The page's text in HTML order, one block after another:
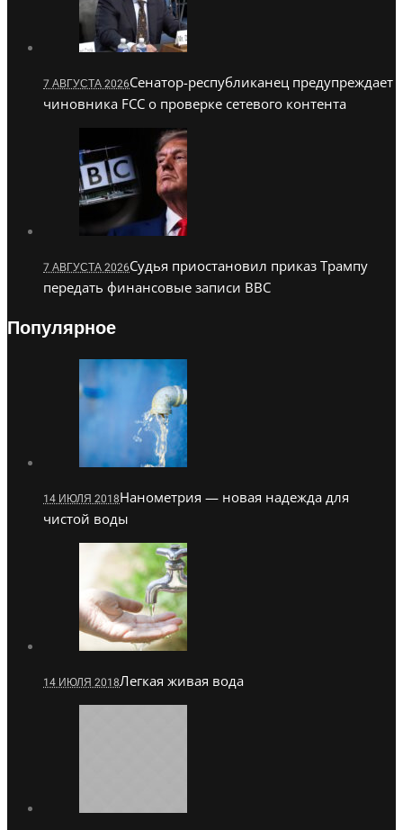
7 АВГУСТА 2026Сенатор-республиканец предупреждает
чиновника FCC о проверке сетевого контента
7 АВГУСТА 2026Судья приостановил приказ Трампу
передать финансовые записи BBC
Популярное
14 ИЮЛЯ 2018Нанометрия — новая надежда для
чистой воды
14 ИЮЛЯ 2018Легкая живая вода